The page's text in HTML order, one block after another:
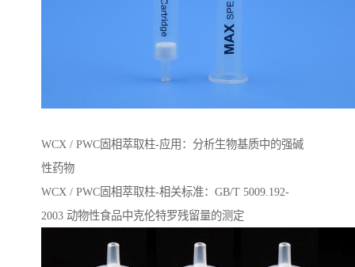
WCX / PWC固相萃取柱-应用：分析生物基质中的强碱
性药物
WCX / PWC固相萃取柱-相关标准：GB/T 5009.192-
2003 动物性⻝品中克伦特罗残留量的测定